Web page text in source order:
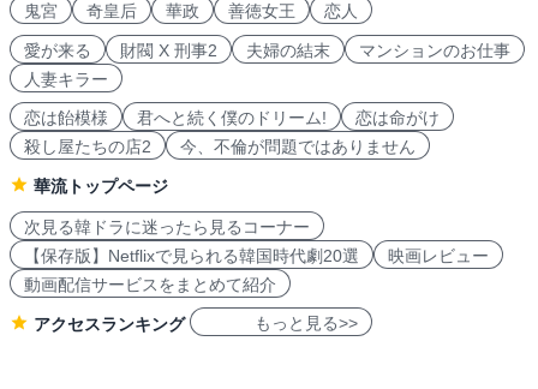
鬼宮
奇皇后 華政 善徳女王 恋人
愛が来る 財閥 X 刑事2 夫婦の結末
マンションのお仕事
人妻キラー
恋は飴模様
君へと続く僕のドリーム!
恋は命がけ
殺し屋たちの店2
今、不倫が問題ではありません
華流トップページ
次見る韓ドラに迷ったら見るコーナー
【保存版】Netflixで見られる韓国時代劇20選
映画レビュー
動画配信サービスをまとめて紹介
アクセスランキング もっと見る>>